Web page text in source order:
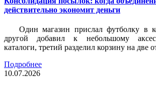
действительно экономит деньги
Один магазин прислал футболку в
другой добавил к небольшому
каталоги, третий разделил корзину на две
Подробнее
10.07.2026